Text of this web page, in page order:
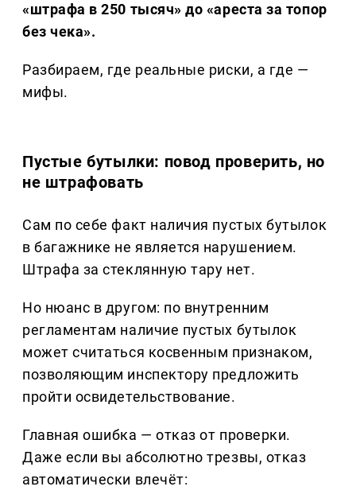
«штрафа в 250 тысяч» до «ареста за топор
без чека».
Разбираем, где реальные риски, а где —
мифы.
Пустые бутылки: повод проверить, но
не штрафовать
Сам по себе факт наличия пустых бутылок
в багажнике не является нарушением.
Штрафа за стеклянную тару нет.
Но нюанс в другом: по внутренним
регламентам наличие пустых бутылок
может считаться косвенным признаком,
позволяющим инспектору предложить
пройти освидетельствование.
Главная ошибка — отказ от проверки.
Даже если вы абсолютно трезвы, отказ
автоматически влечёт: